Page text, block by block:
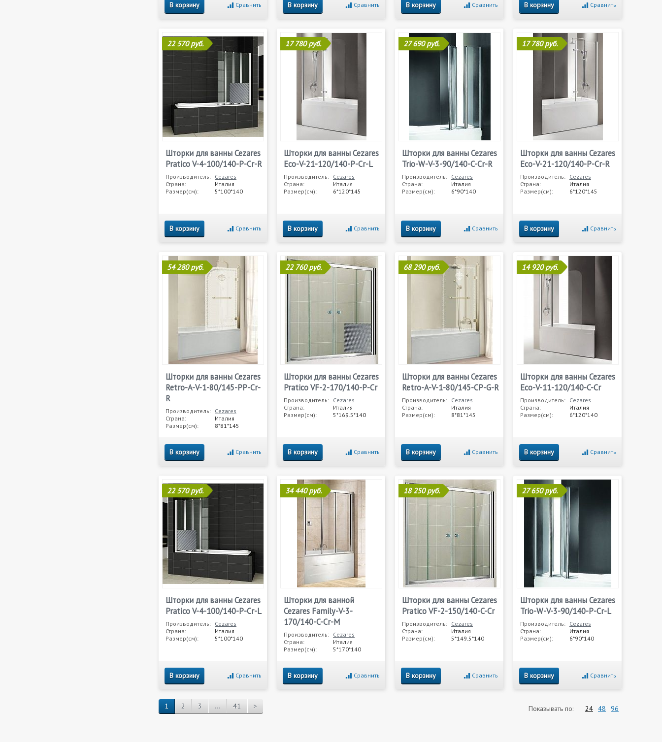
В корзину Сравнить В корзину Сравнить В корзину Сравнить В корзину Сравнить
22 570 руб.
Шторки для ванны Cezares
Pratico V-4-100/140-P-Cr-R
Производитель: Cezares
Страна:
Италия
Размер(см):
5*100*140
В корзину Сравнить
17 780 руб.
Шторки для ванны Cezares
Eco-V-21-120/140-P-Cr-L
Производитель: Cezares
Страна:
Италия
Размер(см):
6*120*145
В корзину Сравнить
27 690 руб.
Шторки для ванны Cezares
Trio-W-V-3-90/140-C-Cr-R
Производитель: Cezares
Страна:
Италия
Размер(см):
6*90*140
В корзину Сравнить
17 780 руб.
Шторки для ванны Cezares
Eco-V-21-120/140-P-Cr-R
Производитель: Cezares
Страна:
Италия
Размер(см):
6*120*145
В корзину Сравнить
54 280 руб.
Шторки для ванны Cezares
Retro-A-V-1-80/145-PP-Cr-
R
Производитель: Cezares
Страна:
Италия
Размер(см):
8*81*145
В корзину Сравнить
22 760 руб.
Шторки для ванны Cezares
Pratico VF-2-170/140-P-Cr
Производитель: Cezares
Страна:
Италия
Размер(см):
5*169.5*140
В корзину Сравнить
68 290 руб.
Шторки для ванны Cezares
Retro-A-V-1-80/145-CP-G-R
Производитель: Cezares
Страна:
Италия
Размер(см):
8*81*145
В корзину Сравнить
14 920 руб.
Шторки для ванны Cezares
Eco-V-11-120/140-C-Cr
Производитель: Cezares
Страна:
Италия
Размер(см):
6*120*140
В корзину Сравнить
22 570 руб.
Шторки для ванны Cezares
Pratico V-4-100/140-P-Cr-L
Производитель: Cezares
Страна:
Италия
Размер(см):
5*100*140
В корзину Сравнить
34 440 руб.
Шторки для ванной
Cezares Family-V-3-
170/140-C-Cr-M
Производитель: Cezares
Страна:
Италия
Размер(см):
5*170*140
В корзину Сравнить
18 250 руб.
Шторки для ванны Cezares
Pratico VF-2-150/140-C-Cr
Производитель: Cezares
Страна:
Италия
Размер(см):
5*149.5*140
В корзину Сравнить
27 650 руб.
Шторки для ванны Cezares
Trio-W-V-3-90/140-P-Cr-L
Производитель: Cezares
Страна:
Италия
Размер(см):
6*90*140
В корзину Сравнить
Показывать по: 24 48 96
1 2 3 ... 41 >